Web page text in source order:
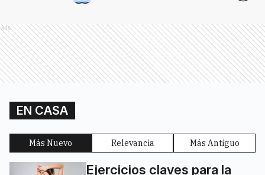
Ads
EN CASA
Más Nuevo Relevancia Más Antiguo
Ejercicios claves para la